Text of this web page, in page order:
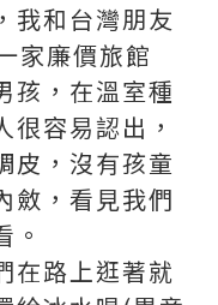
我和台灣朋友
家廉價旅館
孩，在溫室種
容易認出，
皮，沒有孩童
斂，看見我們
。
在路上逛著就